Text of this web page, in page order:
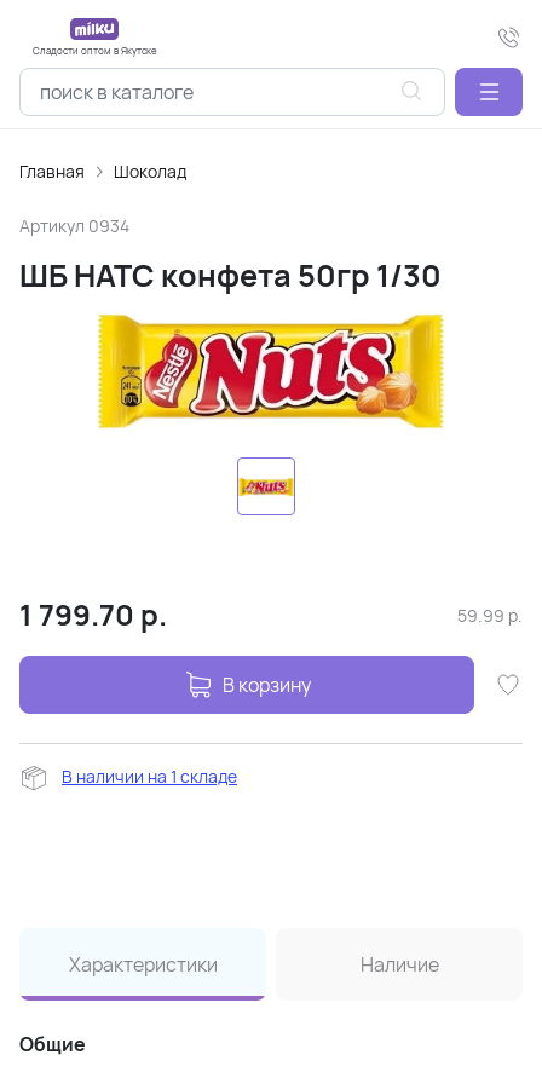
Сладости оптом в Якутске
Главная Шоколад
Артикул 0934
ШБ НАТС конфета 50гр 1/30
1 799.70 р. 59.99 р.
В корзину
В наличии на 1 складе
Характеристики Наличие
Общие